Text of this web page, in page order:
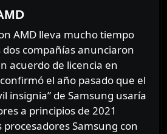
AMD lleva mucho tiempo
dos compañías anunciaron
acuerdo de licencia en
el año pasado que el
insignia” de Samsung usaría
a principios de 2021
Samsung con